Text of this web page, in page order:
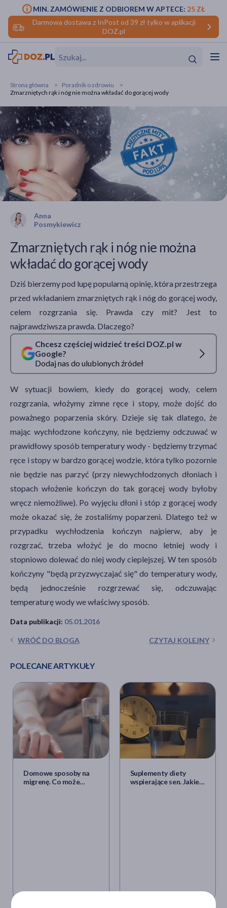
Darmowa dostawa z InPost od 39 zł tylko w aplikacji
DOZ.pl
MIN. ZAMÓWIENIE Z ODBIOREM W APTECE: 25 ZŁ
Hit
Hit
Hit
Hit
Hit
makijażu
Hit
Strona główna
Poradnik o zdrowiu
Zmarzniętych rąk i nóg nie można wkładać do gorącej wody
Anna
Posmykiewicz
Zmarzniętych rąk i nóg nie można
wkładać do gorącej wody
Dziś bierzemy pod lupę popularną opinię, która przestrzega
przed wkładaniem zmarzniętych rąk i nóg do gorącej wody,
celem rozgrzania się. Prawda czy mit? Jest to
najprawdziwsza prawda. Dlaczego?
Chcesz częściej widzieć treści DOZ.pl w
Google?
Dodaj nas do ulubionych źródeł
W sytuacji bowiem, kiedy do gorącej wody, celem
rozgrzania, włożymy zimne ręce i stopy, może dojść do
poważnego poparzenia skóry. Dzieje się tak dlatego, że
mając wychłodzone kończyny, nie będziemy odczuwać w
prawidłowy sposób temperatury wody - będziemy trzymać
ręce i stopy w bardzo gorącej wodzie, która tylko pozornie
nie będzie nas parzyć (przy niewychłodzonych dłoniach i
stopach włożenie kończyn do tak gorącej wody byłoby
wręcz niemożliwe). Po wyjęciu dłoni i stóp z gorącej wody
może okazać się, że zostaliśmy poparzeni. Dlatego też w
przypadku wychłodzenia kończyn najpierw, aby je
rozgrzać, trzeba włożyć je do mocno letniej wody i
stopniowo dolewać do niej wody cieplejszej. W ten sposób
kończyny "będą przyzwyczajać się" do temperatury wody,
będą jednocześnie rozgrzewać się, odczuwając
temperaturę wody we właściwy sposób.
Data publikacji: 05.01.2016
WRÓĆ DO BLOGA CZYTAJ KOLEJNY
POLECANE ARTYKUŁY
Domowe sposoby na
migrenę. Co może
Suplementy diety
wspierające sen. Jakie